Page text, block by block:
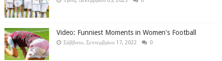
Video: Funniest Moments in Women's Football
Σάββατο, Σεπτεμβρίου 17, 2022 0